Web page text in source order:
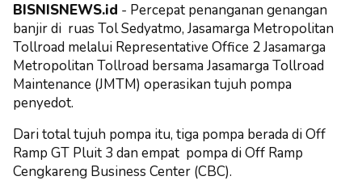
BISNISNEWS.id - Percepat penanganan genangan
banjir di ruas Tol Sedyatmo, Jasamarga Metropolitan
Tollroad melalui Representative Office 2 Jasamarga
Metropolitan Tollroad bersama Jasamarga Tollroad
Maintenance (JMTM) operasikan tujuh pompa
penyedot.
Dari total tujuh pompa itu, tiga pompa berada di Off
Ramp GT Pluit 3 dan empat pompa di Off Ramp
Cengkareng Business Center (CBC).